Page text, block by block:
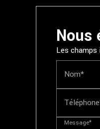
Nous
Les
Nom*
Message*